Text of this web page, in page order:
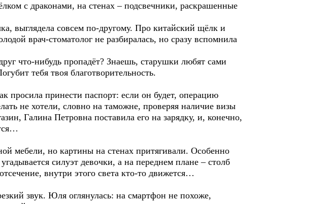
с драконами, на стенах – подсвечники, раскрашенные
совсем по-другому. Про китайский щёлк и
врач-стоматолог не разбиралась, но сразу вспомнила
нибудь пропадёт? Знаешь, старушки любят сами
тебя твоя благотворительность.
принести паспорт: если он будет, операцию
не хотели, словно на таможне, проверяя наличие визы
Галина Петровна поставила его на зарядку, и, конечно,
но картины на стенах притягивали. Особенно
силуэт девочки, а на переднем плане – столб
внутри этого света кто-то движется…
звук. Юля оглянулась: на смартфон не похоже,